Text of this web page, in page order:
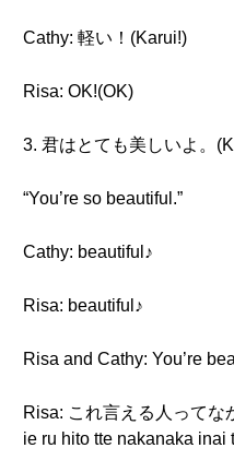
Cathy: 軽い！(Karui!)
Risa: OK!(OK)
3. 君はとても美しいよ。
“You’re so beautiful.”
Cathy: beautiful♪
Risa: beautiful♪
Risa and Cathy: You’re
Risa: これ言える人ってな
ie ru hito tte nakanaka inai